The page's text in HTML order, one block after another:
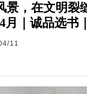
景，在文明裂
月｜诚品选书
11